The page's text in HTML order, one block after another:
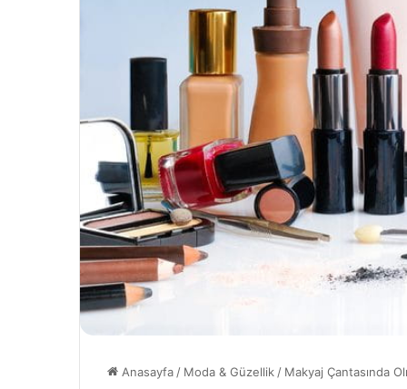
Anasayfa / Moda & Güzellik / Makyaj Çantasında